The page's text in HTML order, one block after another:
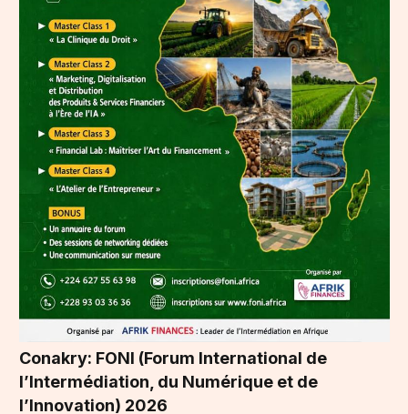
Conakry: FONI (Forum International de
l’Intermédiation, du Numérique et de
l’Innovation) 2026